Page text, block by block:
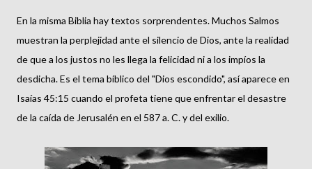
En la misma Biblia hay textos sorprendentes. Muchos Salmos
muestran la perplejidad ante el silencio de Dios, ante la realidad
de que a los justos no les llega la felicidad ni a los impíos la
desdicha. Es el tema bíblico del "Dios escondido", así aparece en
Isaías 45:15 cuando el profeta tiene que enfrentar el desastre
de la caída de Jerusalén en el 587 a. C. y del exilio.